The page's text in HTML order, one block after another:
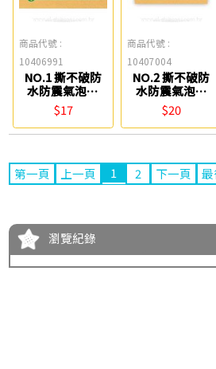
商品代號 :
10406991
NO.1 撕不破防
水防震氣泡袋
(16.5*24cm/A5)
Life
$17
商品代號 :
10407004
NO.2 撕不破防
水防震氣泡袋
(19.1*27cm)
Life
$20
第一頁 上一頁 1 2 下一頁
瀏覽紀錄